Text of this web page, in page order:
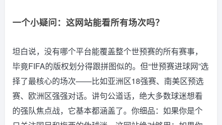
一个小疑问：这网站能看所有场次吗？
坦白说，没有哪个平台能覆盖整个世预赛的所有赛事，
毕竟FIFA的版权划分得跟拼图似的。但“世预赛进球网”选
择了最核心的场次——比如亚洲区18强赛、南美区预选
赛、欧洲区强强对话。讲句公道话，绝大多数球迷想看
的强队焦点战，它基本都涵盖了。你细品：如果你是个